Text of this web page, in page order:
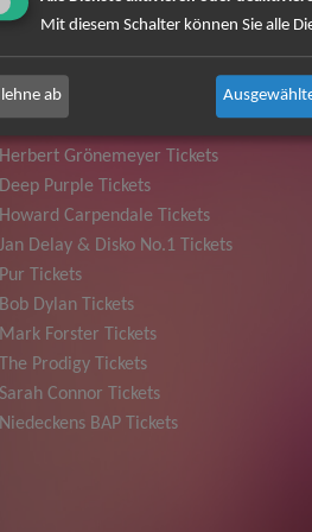
Herbert Grönemeyer Tickets
Deep Purple Tickets
Howard Carpendale Tickets
Jan Delay & Disko No.1 Tickets
Pur Tickets
Bob Dylan Tickets
Mark Forster Tickets
The Prodigy Tickets
Sarah Connor Tickets
Niedeckens BAP Tickets
Mit diesem Schalter können Sie alle
lehne ab